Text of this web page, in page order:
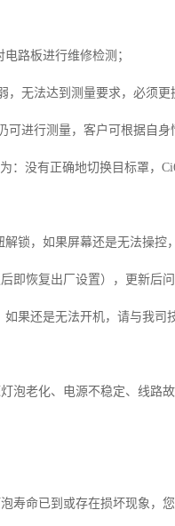
路板进行维修检测；
无法达到测量要求，必须更
进行测量，客户可根据自身
：没有正确地切换目标罩，
锁，如果屏幕还是无法操
即恢复出厂设置），更新后
果还是无法开机，请与我司
泡老化、电源不稳定、线路
寿命已到或存在损坏现象，